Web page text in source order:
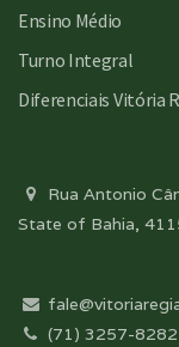
Ensino Médio
Turno Integral
Diferenciais Vitória
Rua Antonio
State of Bahia,
(71) 3257-8282